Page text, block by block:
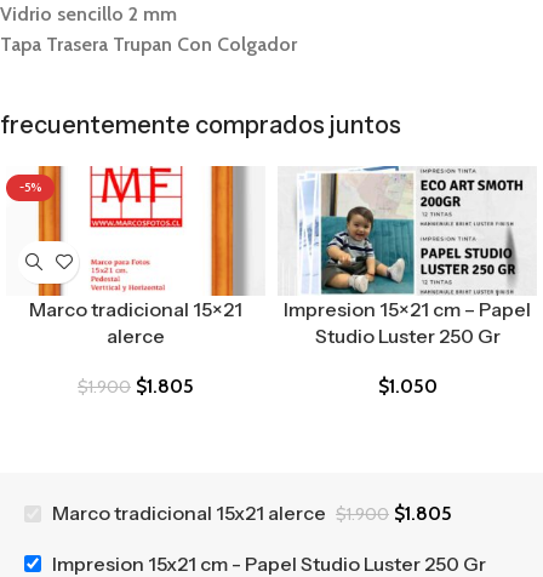
Vidrio sencillo 2 mm
Tapa Trasera Trupan Con Colgador
frecuentemente comprados juntos
-5%
Marco tradicional 15×21
alerce
$1.900 $1.805
Impresion 15×21 cm – Papel
Studio Luster 250 Gr
$1.050
Marco tradicional 15x21 alerce $1.900 $1.805
Impresion 15x21 cm - Papel Studio Luster 250 Gr